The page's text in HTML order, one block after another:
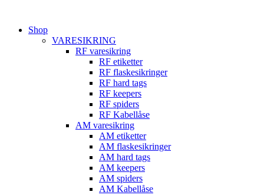
indholdShop
VARESIKRING
RF varesikring
RF etiketter
RF flaskesikringer
RF hard tags
RF keepers
RF spiders
RF Kabellåse
AM varesikring
AM etiketter
AM flaskesikringer
AM hard tags
AM keepers
AM spiders
AM Kabellåse